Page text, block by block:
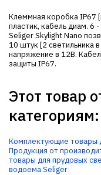
Клеммная коробка IP67
пластик, кабель диам. 6
Seliger Skylight Nano
10 штук [2 светильника
напряжение в 12В.
защиты IP67.
Этот товар
категориям:
Комплектующие товары
Продукция от
товары для прудовых
водоема Seliger